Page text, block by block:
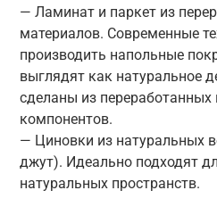
— Ламинат и паркет из
материалов. Современные
производить напольные
выглядят как натуральное
сделаны из переработанных
компонентов.
— Циновки из натуральных
джут). Идеально подходят
натуральных пространств.